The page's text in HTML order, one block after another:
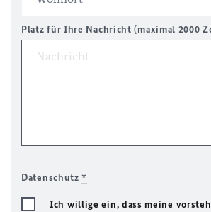
Platz für Ihre Nachricht (maximal 2000
Datenschutz*
Ich willige ein, dass meine